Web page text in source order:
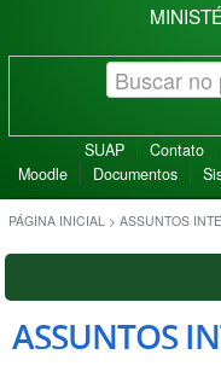
SUAP Contato
Moodle
Documentos
PÁGINA INICIAL > ASSUNTOS
ASSUNTOS